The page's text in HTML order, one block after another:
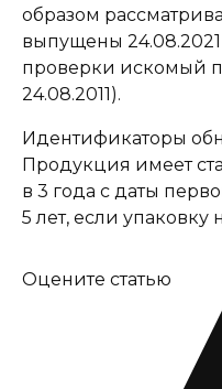
образом
выпущены
проверки искомый
24.08.2011).
Идентификаторы
Продукция имеет
в 3 года с даты
5 лет, если упаковку
Оцените статью